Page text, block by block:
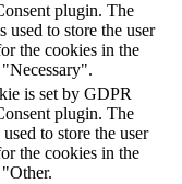
plugin. The
used to store the user
the cookies in the
is set by GDPR
plugin. The
to store the user
the cookies in the